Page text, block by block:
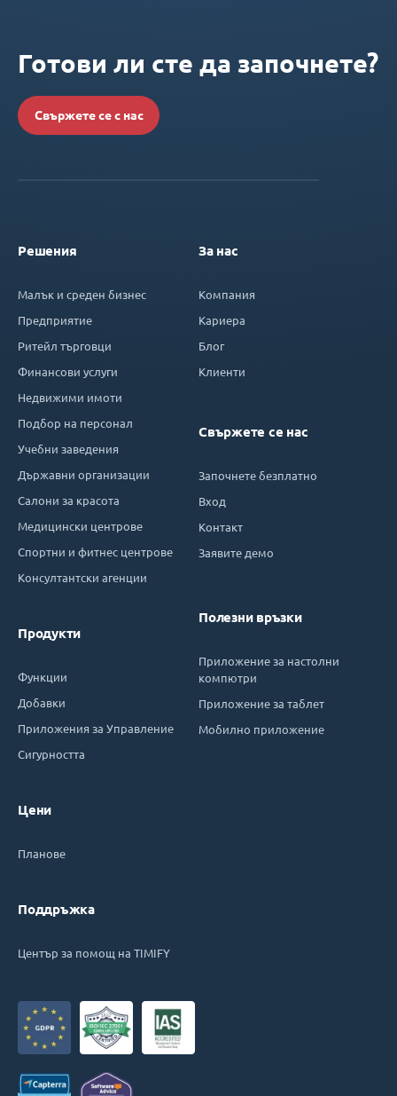
Готови ли сте да започнете?
Свържете се с нас
Решения
Малък и среден бизнес
Предприятие
Ритейл търговци
Финансови услуги
Недвижими имоти
Подбор на персонал
Учебни заведения
Държавни организации
Салони за красота
Медицински центрове
Спортни и фитнес центрове
Консултантски агенции
Продукти
Функции
Добавки
Приложения за Управление
Сигурността
Цени
Планове
Поддръжка
Център за помощ на TIMIFY
За нас
Компания
Кариера
Блог
Клиенти
Свържете се нас
Започнете безплатно
Вход
Контакт
Заявите демо
Полезни връзки
Приложение за настолни
компютри
Приложение за таблет
Мобилно приложение